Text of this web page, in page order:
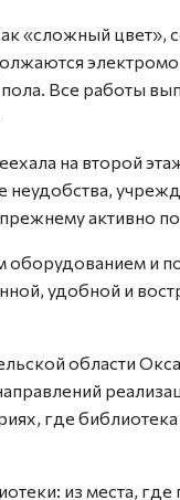
«сложный цвет»,
Все работы
на второй
неудобства,
активно
и
удобной и
области
где библиотека
из места,